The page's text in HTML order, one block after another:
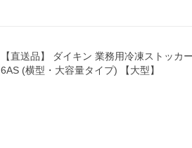
【直送品】 ダイキン 業務用冷凍ストッカ
6AS (横型・大容量タイプ) 【大型】